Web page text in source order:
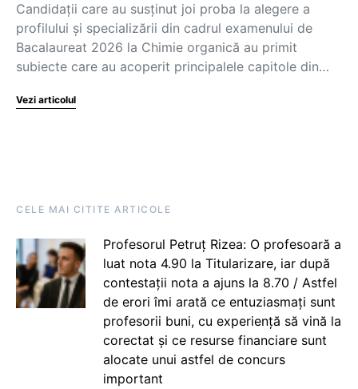
Candidații care au susținut joi proba la alegere a
profilului și specializării din cadrul examenului de
Bacalaureat 2026 la Chimie organică au primit
subiecte care au acoperit principalele capitole din…
Vezi articolul
CELE MAI CITITE ARTICOLE
Profesorul Petruț Rizea: O profesoară a
luat nota 4.90 la Titularizare, iar după
contestații nota a ajuns la 8.70 / Astfel
de erori îmi arată ce entuziasmați sunt
profesorii buni, cu experiență să vină la
corectat și ce resurse financiare sunt
alocate unui astfel de concurs
important